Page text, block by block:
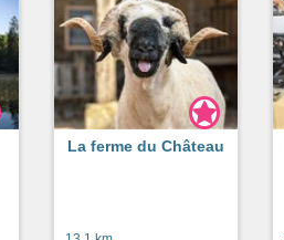
La ferme du Château